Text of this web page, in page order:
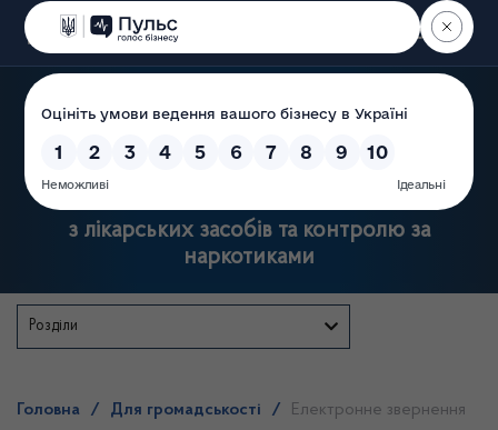
Пошук
Державна служба України
з лікарських засобів та контролю за
наркотиками
Розділи
Головна / Для громадськості / Електронне звернення